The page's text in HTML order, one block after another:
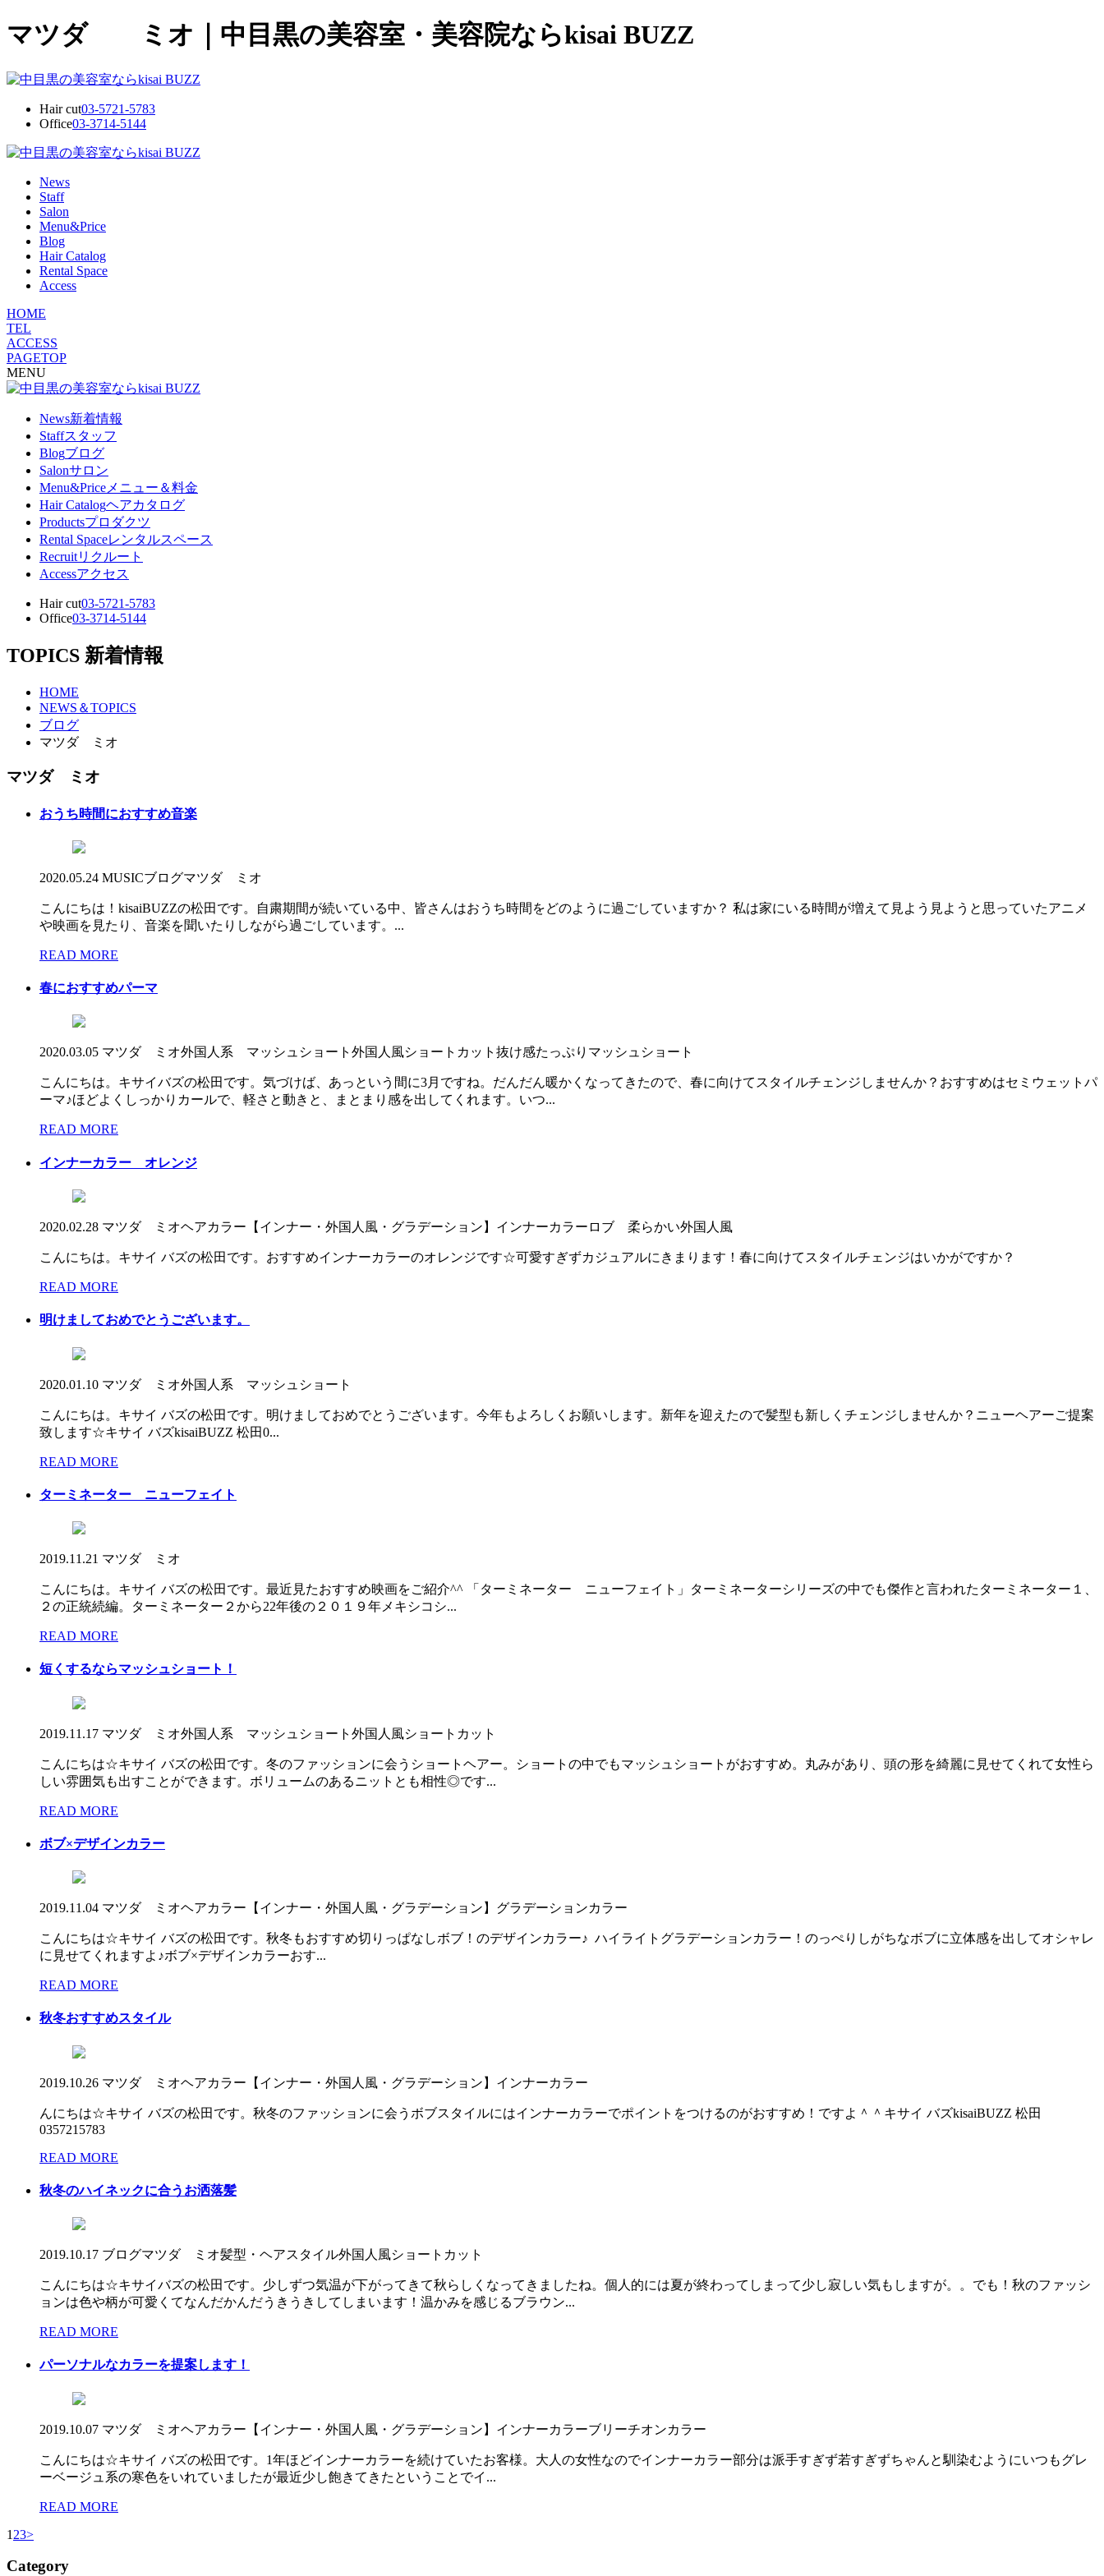
マツダ ミオ｜中目黒の美容室・美容院ならkisai BUZZ
Hair cut03-5721-5783
Office03-3714-5144
News
Staff
Salon
Menu&Price
Blog
Hair Catalog
Rental Space
Access
HOME
TEL
ACCESS
PAGETOP
MENU
News新着情報
Staffスタッフ
Blogブログ
Salonサロン
Menu&Price メニュー＆料金
Hair Catalogヘアカタログ
Productsプロダクツ
Rental Spaceレンタルスペース
Recruitリクルート
Accessアクセス
Hair cut03-5721-5783
Office03-3714-5144
TOPICS 新着情報
HOME
NEWS＆TOPICS
ブログ
マツダ ミオ
マツダ ミオ
おうち時間におすすめ音楽
2020.05.24 MUSICブログマツダ ミオ
こんにちは！kisaiBUZZの松田です。自粛期間が続いている中、皆さんはおうち時間をどのように過ごしていますか？ 私は家にいる時間が増えて見よう見ようと思っていたアニメ
や映画を見たり、音楽を聞いたりしながら過ごしています。...
READ MORE
春におすすめパーマ
2020.03.05 マツダ ミオ外国人系 マッシュショート 外国人風ショートカット 抜け感たっぷりマッシュショート
こんにちは。キサイバズの松田です。気づけば、あっという間に3月ですね。だんだん暖かくなってきたので、春に向けてスタイルチェンジしませんか？おすすめはセミウェットパ
ーマ♪ほどよくしっかりカールで、軽さと動きと、まとまり感を出してくれます。いつ...
READ MORE
インナーカラー オレンジ
2020.02.28 マツダ ミオヘアカラー【インナー・外国人風・グラデーション】 インナーカラー ロブ 柔らかい外国人風
こんにちは。キサイ バズの松田です。おすすめインナーカラーのオレンジです☆可愛すぎずカジュアルにきまります！春に向けてスタイルチェンジはいかがですか？
READ MORE
明けましておめでとうございます。
2020.01.10 マツダ ミオ外国人系 マッシュショート
こんにちは。キサイ バズの松田です。明けましておめでとうございます。今年もよろしくお願いします。新年を迎えたので髪型も新しくチェンジしませんか？ニューヘアーご提案
致します☆キサイ バズkisaiBUZZ 松田0...
READ MORE
ターミネーター ニューフェイト
2019.11.21 マツダ ミオ
こんにちは。キサイ バズの松田です。最近見たおすすめ映画をご紹介^^ 「ターミネーター ニューフェイト」ターミネーターシリーズの中でも傑作と言われたターミネーター１、
２の正統続編。ターミネーター２から22年後の２０１９年メキシコシ...
READ MORE
短くするならマッシュショート！
2019.11.17 マツダ ミオ外国人系 マッシュショート 外国人風ショートカット
こんにちは☆キサイ バズの松田です。冬のファッションに会うショートヘアー。ショートの中でもマッシュショートがおすすめ。丸みがあり、頭の形を綺麗に見せてくれて女性ら
しい雰囲気も出すことができます。ボリュームのあるニットとも相性◎です...
READ MORE
ボブ×デザインカラー
2019.11.04 マツダ ミオヘアカラー【インナー・外国人風・グラデーション】 グラデーションカラー
こんにちは☆キサイ バズの松田です。秋冬もおすすめ切りっぱなしボブ！のデザインカラー♪ ハイライトグラデーションカラー！のっぺりしがちなボブに立体感を出してオシャレ
に見せてくれますよ♪ボブ×デザインカラーおす...
READ MORE
秋冬おすすめスタイル
2019.10.26 マツダ ミオヘアカラー【インナー・外国人風・グラデーション】 インナーカラー
んにちは☆キサイ バズの松田です。秋冬のファッションに会うボブスタイルにはインナーカラーでポイントをつけるのがおすすめ！ですよ＾＾キサイ バズkisaiBUZZ 松田
0357215783
READ MORE
秋冬のハイネックに合うお洒落髪
2019.10.17 ブログマツダ ミオ髪型・ヘアスタイル外国人風ショートカット
こんにちは☆キサイバズの松田です。少しずつ気温が下がってきて秋らしくなってきましたね。個人的には夏が終わってしまって少し寂しい気もしますが。。でも！秋のファッシ
ョンは色や柄が可愛くてなんだかんだうきうきしてしまいます！温かみを感じるブラウン...
READ MORE
パーソナルなカラーを提案します！
2019.10.07 マツダ ミオヘアカラー【インナー・外国人風・グラデーション】 インナーカラーブリーチオンカラー
こんにちは☆キサイ バズの松田です。1年ほどインナーカラーを続けていたお客様。大人の女性なのでインナーカラー部分は派手すぎず若すぎずちゃんと馴染むようにいつもグレ
ーベージュ系の寒色をいれていましたが最近少し飽きてきたということでイ...
READ MORE
1 23>
Category